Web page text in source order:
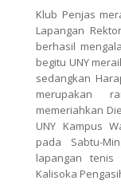
Klub Penjas
Lapangan
berhasil
begitu UNY
sedangkan
merupakan
memeriahkan
UNY Kampus
pada Sabtu-
lapangan
Kalisoka